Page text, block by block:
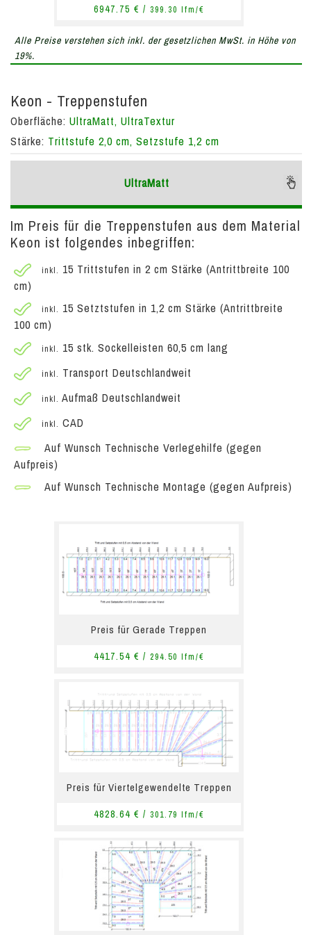
6947.75 € / 399.30 lfm/€
Alle Preise verstehen sich inkl. der gesetzlichen MwSt. in Höhe von
19%.
Keon - Treppenstufen
Oberfläche: UltraMatt, UltraTextur
Stärke: Trittstufe 2,0 cm, Setzstufe 1,2 cm
UltraMatt
Im Preis für die Treppenstufen aus dem Material
Keon ist folgendes inbegriffen:
inkl. 15 Trittstufen in 2 cm Stärke (Antrittbreite 100
cm)
inkl. 15 Setztstufen in 1,2 cm Stärke (Antrittbreite
100 cm)
inkl. 15 stk. Sockelleisten 60,5 cm lang
inkl. Transport Deutschlandweit
inkl. Aufmaß Deutschlandweit
inkl. CAD
Auf Wunsch Technische Verlegehilfe (gegen
Aufpreis)
Auf Wunsch Technische Montage (gegen Aufpreis)
Preis für Gerade Treppen
4417.54 € / 294.50 lfm/€
Preis für Viertelgewendelte Treppen
4828.64 € / 301.79 lfm/€